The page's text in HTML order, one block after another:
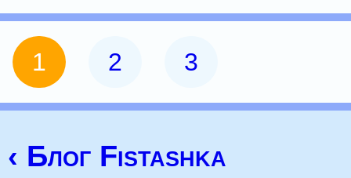
1 2 3
‹ Блог Fistashka